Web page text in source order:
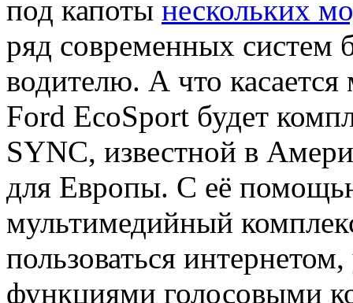
под капоты нескольких
ряд современных систем
водителю. А что
Ford EcoSport будет
SYNC, известной в
для Европы. С её
мультимедийный
пользоваться
функциями голосовыми